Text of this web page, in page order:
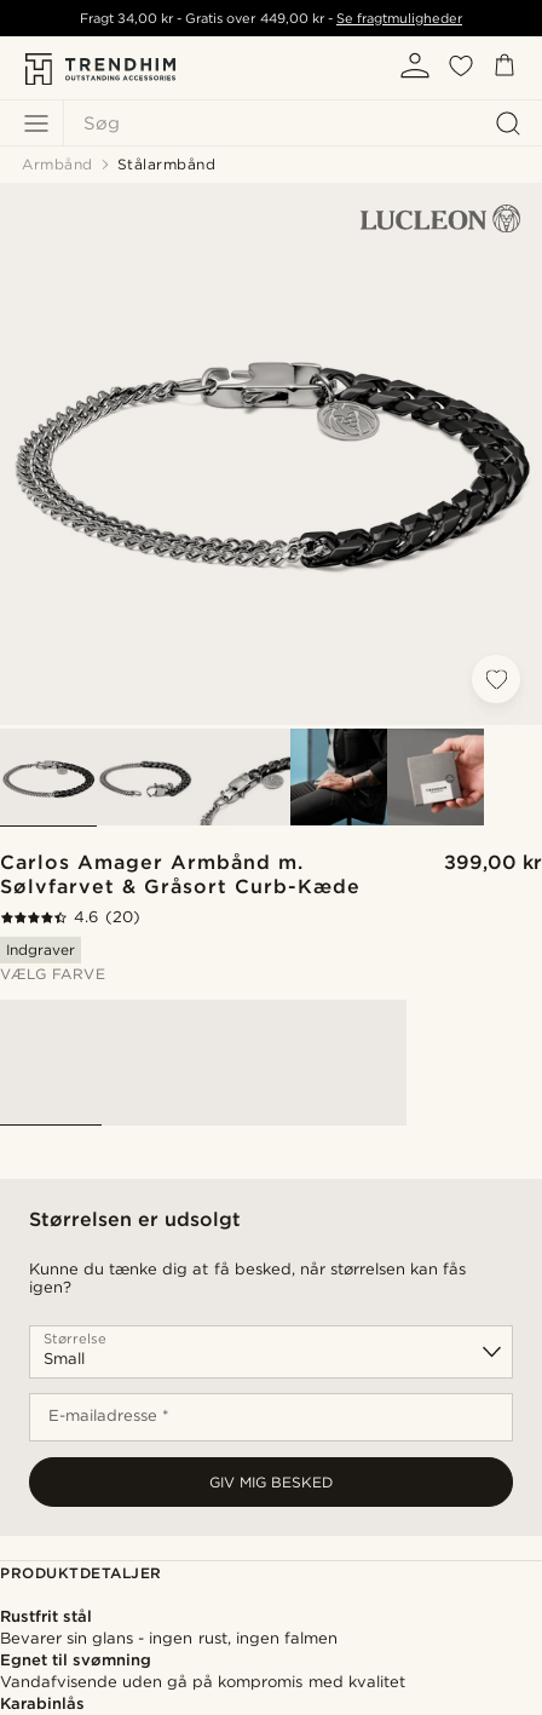
Søg
Fragt34,00 kr - Gratis over 449,00 kr- Se fragtmuligheder
Armbånd Stålarmbånd
Carlos Amager Armbånd m.
Sølvfarvet & Gråsort Curb-Kæde
399,00 kr
4.6 (20)
Indgraver
VÆLG FARVE
Størrelsen er udsolgt
Kunne du tænke dig at få besked, når størrelsen kan fås
igen?
Størrelse
E-mailadresse *
GIV MIG BESKED
PRODUKTDETALJER
Rustfrit stål
Bevarer sin glans - ingen rust, ingen falmen
Egnet til svømning
Vandafvisende uden gå på kompromis med kvalitet
Karabinlås